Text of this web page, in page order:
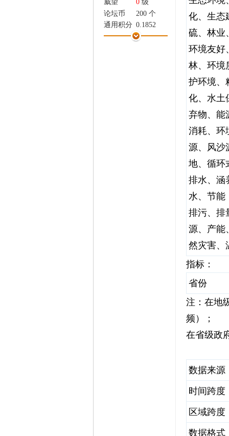
威望 0 级
论坛币
200 个
通用积分 0.1852
学术水平
0 点
化、生态
硫、林业
环境友好
林、环境
护环境、
化、水土
弃物、能
消耗、环
源、风沙
地、循环
排水、涵
水、节能
排污、排
源、产能
然灾害、
指标：
省份
注：在地
频）；
在省级政
数据来源
时间跨度
区域跨度
数据格式